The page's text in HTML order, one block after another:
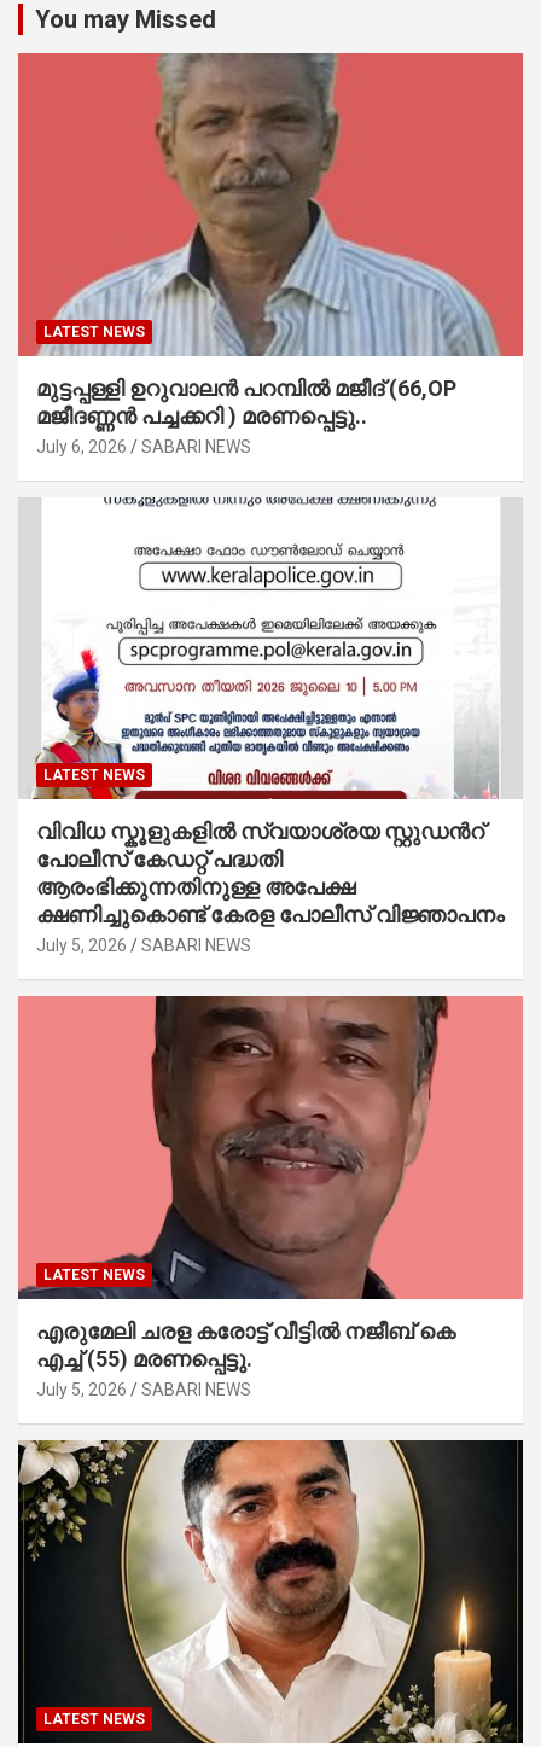
You may Missed
LATEST NEWS
മുട്ടപ്പള്ളി ഉറുവാലൻ പറമ്പിൽ മജീദ് (66,OP
മജീദണ്ണൻ പച്ചക്കറി ) മരണപ്പെട്ടു..
July 6, 2026 SABARI NEWS
LATEST NEWS
വിവിധ സ്കൂളുകളില്‍ സ്വയാശ്രയ സ്റ്റുഡന്‍റ്
പോലീസ് കേഡറ്റ് പദ്ധതി
ആരംഭിക്കുന്നതിനുള്ള അപേക്ഷ
ക്ഷണിച്ചുകൊണ്ട് കേരള പോലീസ് വിജ്ഞാപനം
July 5, 2026 SABARI NEWS
LATEST NEWS
എരുമേലി ചരള കരോട്ട് വീട്ടിൽ നജീബ് കെ
എച്ച് (55) മരണപ്പെട്ടു.
July 5, 2026 SABARI NEWS
LATEST NEWS